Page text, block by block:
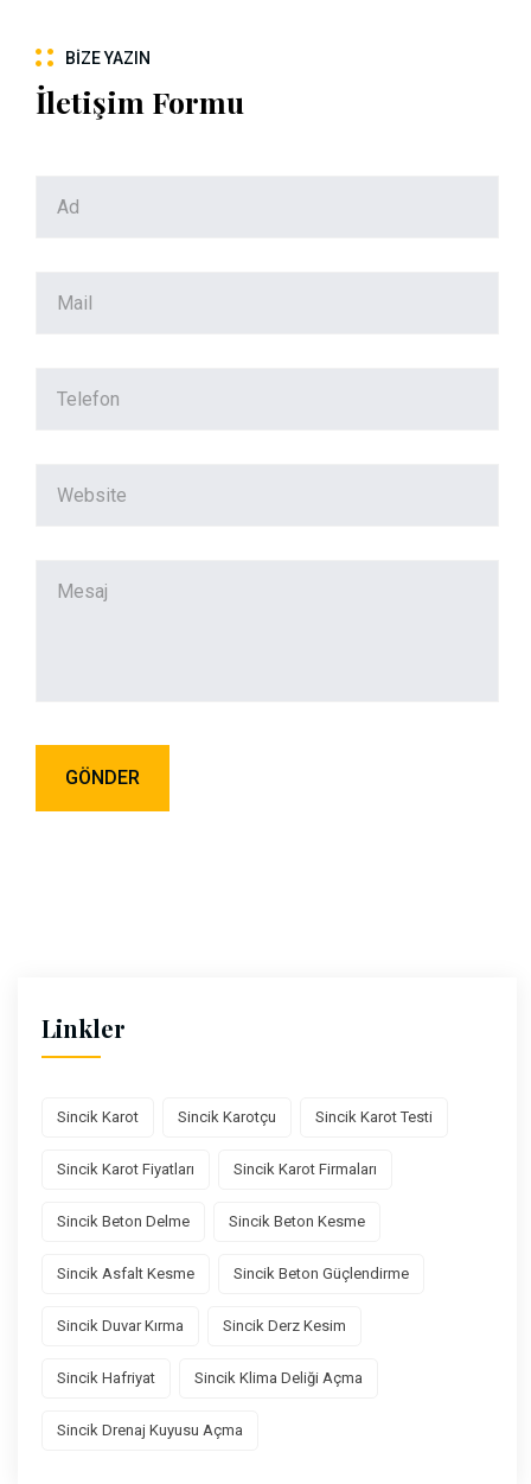
BIZE YAZIN
İletişim Formu
Linkler
Sincik Karot Sincik Karotçu Sincik Karot Testi
Sincik Karot Fiyatları Sincik Karot Firmaları
Sincik Beton Delme Sincik Beton Kesme
Sincik Asfalt Kesme Sincik Beton Güçlendirme
Sincik Duvar Kırma Sincik Derz Kesim
Sincik Hafriyat Sincik Klima Deliği Açma
Sincik Drenaj Kuyusu Açma